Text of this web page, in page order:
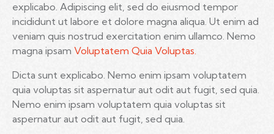
explicabo. Adipiscing elit, sed do eiusmod tempor
incididunt ut labore et dolore magna aliqua. Ut enim ad
veniam quis nostrud exercitation enim ullamco. Nemo
magna ipsam Voluptatem Quia Voluptas.
Dicta sunt explicabo. Nemo enim ipsam voluptatem
quia voluptas sit aspernatur aut odit aut fugit, sed quia.
Nemo enim ipsam voluptatem quia voluptas sit
aspernatur aut odit aut fugit, sed quia.